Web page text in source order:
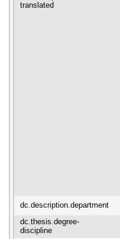
translated
dc.description.department
dc.thesis.degree-
discipline